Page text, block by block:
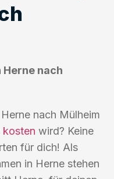
Herne nach
nach Mülheim
kosten wird? Keine
für dich! Als
in Herne stehen